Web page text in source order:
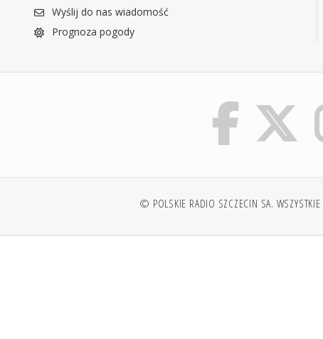
Wyślij do nas wiadomość
Prognoza pogody
© POLSKIE RADIO SZCZECIN SA. WSZYSTKIE